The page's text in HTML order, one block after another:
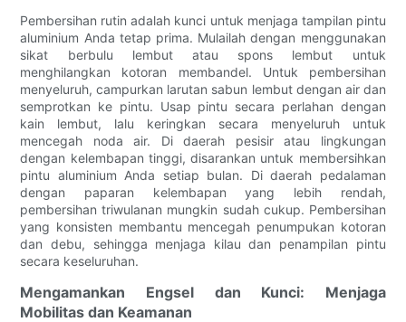
Pembersihan rutin adalah kunci untuk menjaga tampilan pintu
aluminium Anda tetap prima. Mulailah dengan menggunakan
sikat berbulu lembut atau spons lembut untuk
menghilangkan kotoran membandel. Untuk pembersihan
menyeluruh, campurkan larutan sabun lembut dengan air dan
semprotkan ke pintu. Usap pintu secara perlahan dengan
kain lembut, lalu keringkan secara menyeluruh untuk
mencegah noda air. Di daerah pesisir atau lingkungan
dengan kelembapan tinggi, disarankan untuk membersihkan
pintu aluminium Anda setiap bulan. Di daerah pedalaman
dengan paparan kelembapan yang lebih rendah,
pembersihan triwulanan mungkin sudah cukup. Pembersihan
yang konsisten membantu mencegah penumpukan kotoran
dan debu, sehingga menjaga kilau dan penampilan pintu
secara keseluruhan.
Mengamankan Engsel dan Kunci: Menjaga
Mobilitas dan Keamanan